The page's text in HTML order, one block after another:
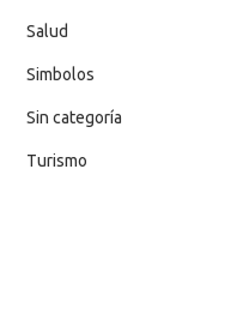
Salud
Simbolos
Sin categoría
Turismo